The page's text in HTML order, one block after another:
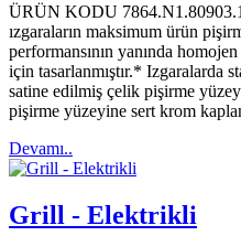
ÜRÜN KODU
ızgaraların maksimum ürün
performansının yanında
için tasarlanmıştır.* Izgaralarda
satine edilmiş çelik pişirme
pişirme yüzeyine sert krom
Devamı..
Grill - Elektrikli